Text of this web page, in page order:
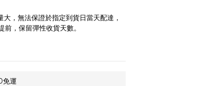
，無法保證於指定到貨日當天配達，
，保留彈性收貨天數。
免運